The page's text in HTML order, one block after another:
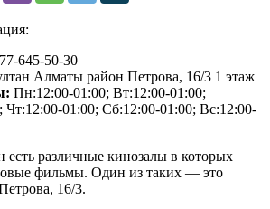
645-50-30
Алматы район Петрова, 16/3 1 этаж
Пн:12:00-01:00; Вт:12:00-01:00;
Чт:12:00-01:00; Сб:12:00-01:00; Вс:12:00-
есть различные кинозалы в которых
фильмы. Один из таких — это
16/3.